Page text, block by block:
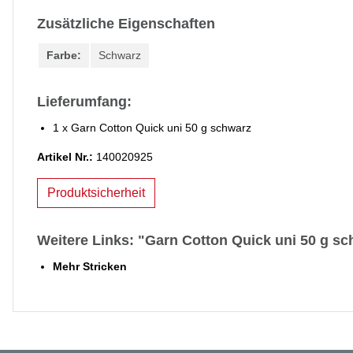
Zusätzliche Eigenschaften
Farbe: Schwarz
Lieferumfang:
1 x Garn Cotton Quick uni 50 g schwarz
Artikel Nr.: 140020925
Produktsicherheit
Weitere Links: "Garn Cotton Quick uni 50 g
Mehr Stricken